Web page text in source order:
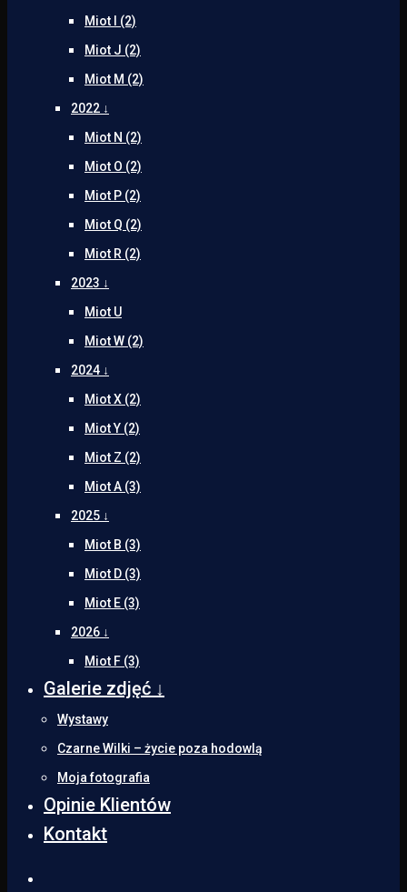
Miot I (2)
Miot J (2)
Miot M (2)
2022 ↓
Miot N (2)
Miot O (2)
Miot P (2)
Miot Q (2)
Miot R (2)
2023 ↓
Miot U
Miot W (2)
2024 ↓
Miot X (2)
Miot Y (2)
Miot Z (2)
Miot A (3)
2025 ↓
Miot B (3)
Miot D (3)
Miot E (3)
2026 ↓
Miot F (3)
Galerie zdjęć ↓
Wystawy
Czarne Wilki – życie poza hodowlą
Moja fotografia
Opinie Klientów
Kontakt